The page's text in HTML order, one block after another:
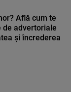
Află cum te
de advertoriale
și încrederea